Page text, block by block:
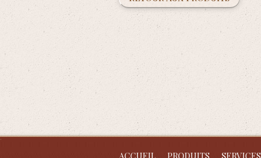
ACCUEIL PRODUITS SERVICES